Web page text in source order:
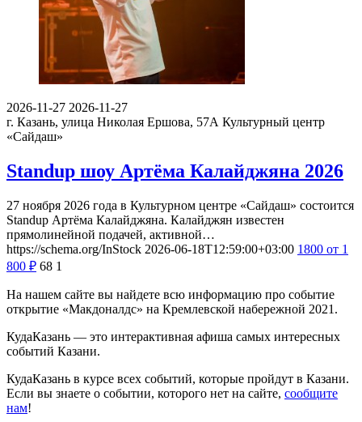
2026-11-27 2026-11-27
г. Казань, улица Николая Ершова, 57А Культурный центр
«Сайдаш»
Standup шоу Артёма Калайджяна 2026
27 ноября 2026 года в Культурном центре «Сайдаш» состоится
Standup Артёма Калайджяна. Калайджян известен
прямолинейной подачей, активной…
https://schema.org/InStock 2026-06-18T12:59:00+03:00 1800 от 1
800 ₽ 68 1
На нашем сайте вы найдете всю информацию про событие
открытие «Макдоналдс» на Кремлевской набережной 2021.
КудаКазань — это интерактивная афиша самых интересных
событий Казани.
КудаКазань в курсе всех событий, которые пройдут в Казани.
Если вы знаете о событии, которого нет на сайте, сообщите
нам!